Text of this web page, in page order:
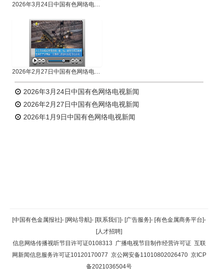
2026年3月24日中国有色网络电视新闻
2026年2月27日中国有色网络电视新闻
2026年3月24日中国有色网络电视新闻
2026年2月27日中国有色网络电视新闻
2026年1月9日中国有色网络电视新闻
返回顶部
返回首页
[中国有色金属报社]- [网站导航]- [联系我们]- [广告服务]- [有色金属商务平台]-
[人才招聘]
信息网络传播视听节目许可证0108313 广播电视节目制作经营许可证 互联
网新闻信息服务许可证10120170077 京公网安备11010802026470 京ICP
备2021036504号